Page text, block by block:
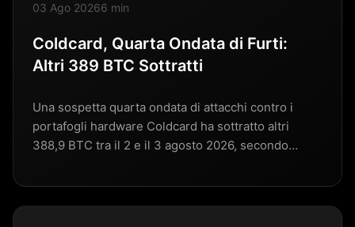
03 Ago 20266 min
Coldcard, Quarta Ondata di Furti:
Altri 389 BTC Sottratti
Una sospetta quarta ondata di attacchi contro i
portafogli hardware Coldcard ha sottratto altri
388,9 BTC tra il 2 e il 3 agosto 2026, secondo…